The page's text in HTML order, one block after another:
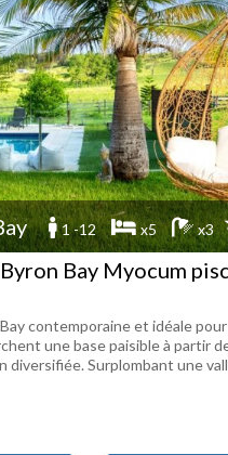
1 -12 x5 x3
Bay Myocum
contemporaine et idéale
une base paisible à partir
diversifiée. Surplombant une